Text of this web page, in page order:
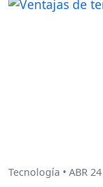
Tecnología • ABR